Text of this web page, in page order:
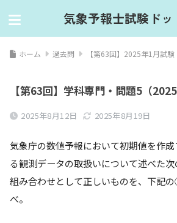
気象予報士試験ドッ
ホーム 過去問 【第63回】2025年1月試験
【第63回】学科専門・問題5（
2025年8月12日 2025年8月19日
気象庁の数値予報において初期値を作
る観測データの取扱いについて述べた
組み合わせとして正しいものを、下記
べ。